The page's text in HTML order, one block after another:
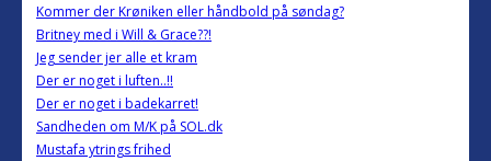
Kommer der Krøniken eller håndbold på søndag?
Britney med i Will & Grace??!
Jeg sender jer alle et kram
Der er noget i luften..!!
Der er noget i badekarret!
Sandheden om M/K på SOL.dk
Mustafa ytrings frihed